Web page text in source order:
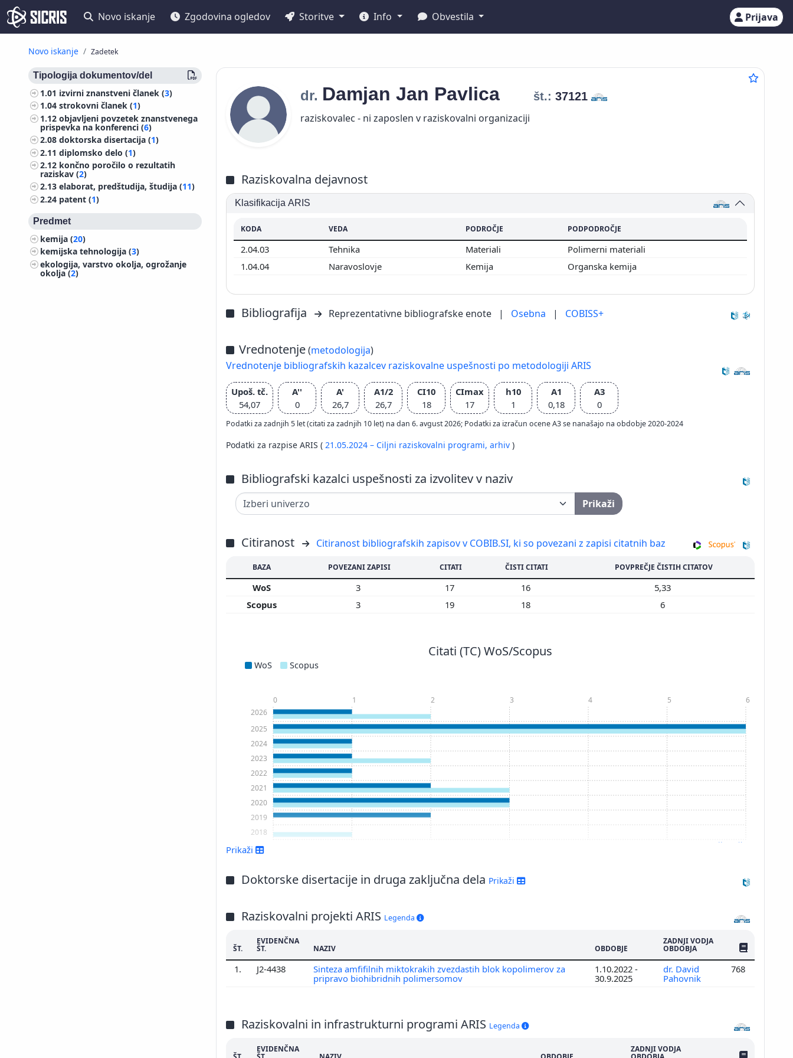
Novo iskanje Zgodovina ogledov Storitve Info Obvestila Prijava
Novo iskanje Zadetek
Tipologija dokumentov/del
1.01 izvirni znanstveni članek (3)
1.04strokovni članek (1)
1.12objavljeni povzetek znanstvenega
prispevka na konferenci (6)
2.08doktorska disertacija (1)
2.11diplomsko delo (1)
2.12 končno poročilo o rezultatih
raziskav (2)
2.13elaborat, predštudija, študija (11)
2.24 patent (1)
Predmet
kemija (20)
kemijska tehnologija (3)
ekologija, varstvo okolja, ogrožanje
okolja (2)
dr. Damjan Jan Pavlica št.: 37121
raziskovalec - ni zaposlen v raziskovalni organizaciji
Raziskovalna dejavnost
Klasifikacija ARIS
KODA VEDA PODROČJE PODPODROČJE
2.04.03 Tehnika Materiali
Polimerni materiali
1.04.04
Naravoslovje Kemija Organska kemija
Bibliografija Reprezentativne bibliografske enote | Osebna | COBISS+
Vrednotenje(metodologija)
Vrednotenje bibliografskih kazalcev raziskovalne uspešnosti po metodologiji ARIS
Upoš. tč.
54,07
A''
0
A'
26,7
A1/2
26,7
CI10
18
CImax
17
h10
1
A1
0,18
A3
0
Podatki za zadnjih 5 let (citati za zadnjih 10 let) na dan 6. avgust 2026; Podatki za izračun ocene A3 se nanašajo na obdobje 2020-2024
Podatki za razpise ARIS ( 21.05.2024 – Ciljni raziskovalni programi, arhiv )
Bibliografski kazalci uspešnosti za izvolitev v naziv
Prikaži
Citiranost Citiranost bibliografskih zapisov v COBIB.SI, ki so povezani z zapisi citatnih baz
BAZA POVEZANI ZAPISI CITATI ČISTI CITATI POVPREČJE ČISTIH CITATOV
WoS 3 17 16
5,33
Scopus
3 19 18 6
Citati (TC) WoS/Scopus
WoS Scopus
2018
2019
2020
2021
2022
2023
2024
2025
2026
0 1 2 3 4 5 6
Prikaži več
Prikaži
Doktorske disertacije in druga zaključna dela Prikaži
Raziskovalni projekti ARIS Legenda
ŠT.
EVIDENČNA
ŠT. NAZIV OBDOBJE
ZADNJI VODJA
OBDOBJA ŠTEV.
1. J2-4438
Sinteza amfifilnih miktokrakih zvezdastih blok kopolimerov za
pripravo biohibridnih polimersomov
1.10.2022 -
30.9.2025
dr. David
Pahovnik
768
Raziskovalni in infrastrukturni programi ARIS Legenda
EVIDENČNA ZADNJI VODJA
ŠTEV.